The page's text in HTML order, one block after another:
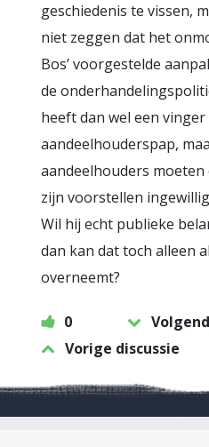
geschiedenis te vissen,
niet zeggen dat het
Bos’ voorgestelde
de
heeft dan wel een vinger
aandeelhouderspap,
aandeelhouders
zijn voorstellen
Wil hij echt publieke
dan kan dat toch alleen
overneemt?
0
Vorige discussie